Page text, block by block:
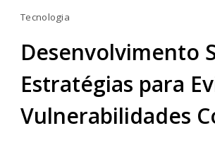
Tecnologia
Desenvolvimento
Estratégias para
Vulnerabilidades